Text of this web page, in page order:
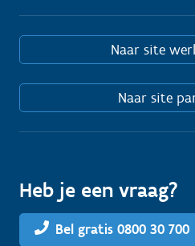
Naar site
Naar site
Heb je een vraag?
Bel gratis 0800 30 700